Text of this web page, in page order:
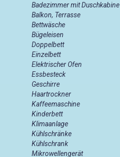
Badezimmer mit Duschkabine
Balkon, Terrasse
Bettwäsche
Bügeleisen
Doppelbett
Einzelbett
Elektrischer Ofen
Essbesteck
Geschirre
Haartrockner
Kaffeemaschine
Kinderbett
Klimaanlage
Kühlschränke
Kühlschrank
Mikrowellengerät